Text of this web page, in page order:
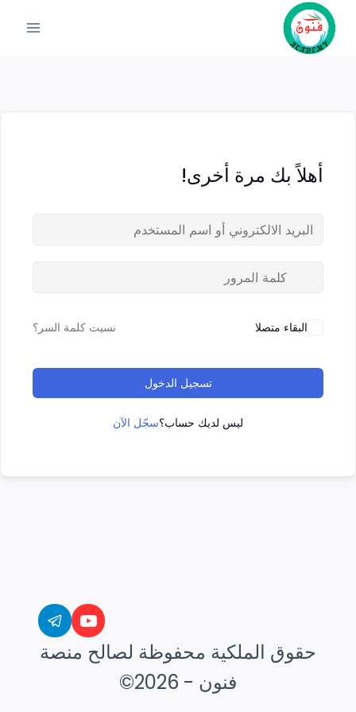
أهلاً بك مرة أخرى!
البقاء متصلا نسيت كلمة السر؟
تسجيل الدخول
ليس لديك حساب؟سجّل الآن
حقوق الملكية محفوظة لصالح منصة
فنون - 2026©